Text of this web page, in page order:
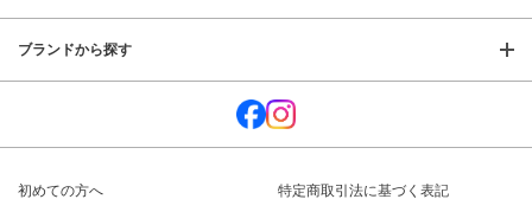
ブランドから探す
初めての方へ 特定商取引法に基づく表記